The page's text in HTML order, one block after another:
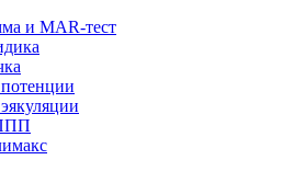
и МАR-тест